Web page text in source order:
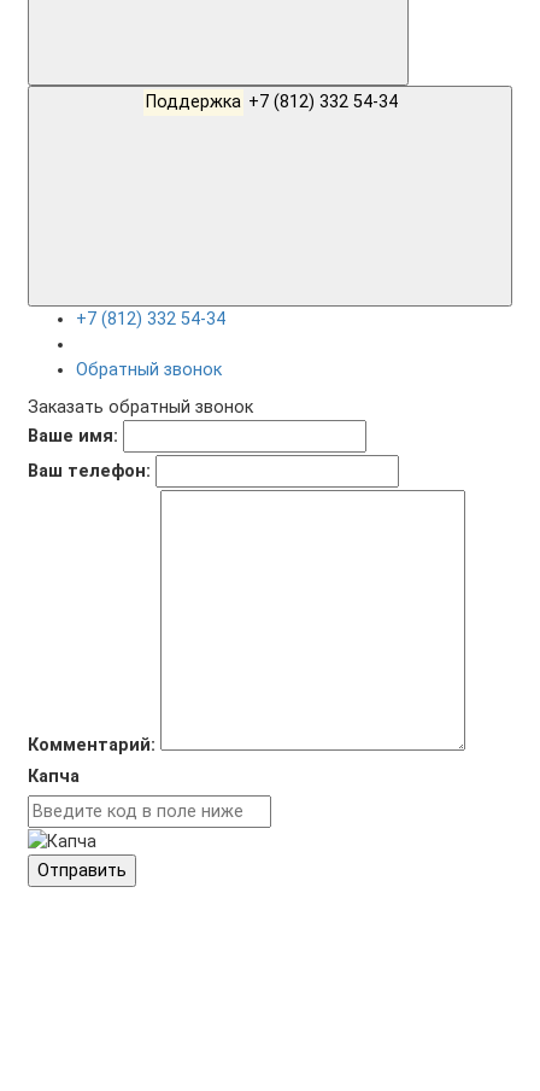
Поддержка +7 (812) 332 54-34
+7 (812) 332 54-34
Обратный звонок
Заказать обратный звонок
Ваше имя:
Ваш телефон:
Комментарий:
Капча
Отправить